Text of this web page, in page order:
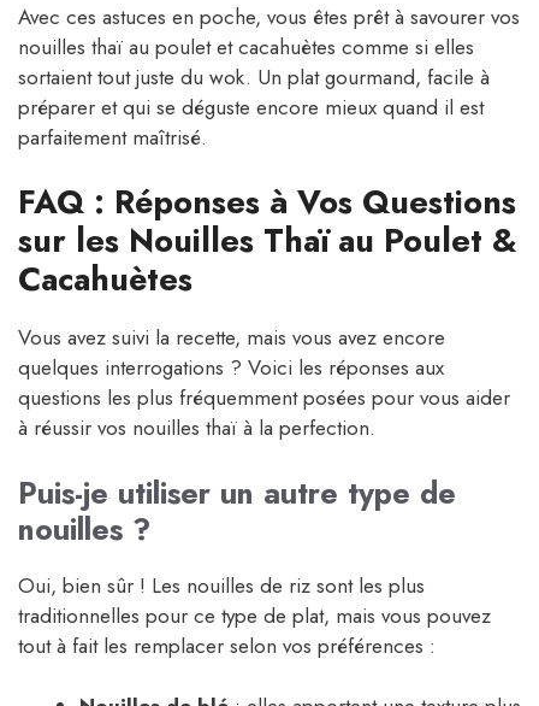
Avec ces astuces en poche, vous êtes prêt à savourer vos
nouilles thaï au poulet et cacahuètes comme si elles
sortaient tout juste du wok. Un plat gourmand, facile à
préparer et qui se déguste encore mieux quand il est
parfaitement maîtrisé.
FAQ : Réponses à Vos Questions
sur les Nouilles Thaï au Poulet &
Cacahuètes
Vous avez suivi la recette, mais vous avez encore
quelques interrogations ? Voici les réponses aux
questions les plus fréquemment posées pour vous aider
à réussir vos nouilles thaï à la perfection.
Puis-je utiliser un autre type de
nouilles ?
Oui, bien sûr ! Les nouilles de riz sont les plus
traditionnelles pour ce type de plat, mais vous pouvez
tout à fait les remplacer selon vos préférences :